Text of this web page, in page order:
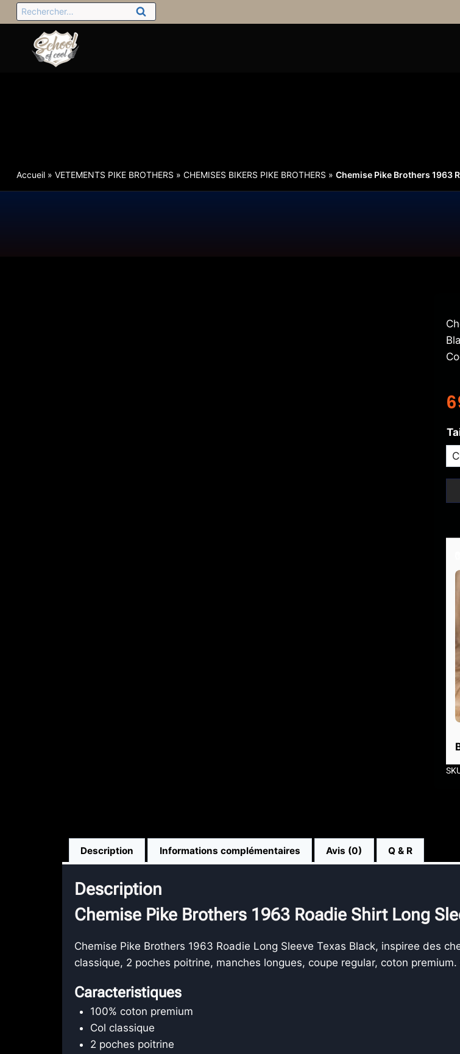
Accueil » VETEMENTS PIKE BROTHERS » CHEMISES BIKERS PIKE BROTHERS » Chemise Pike Brothers 1963
Description Informations complémentaires Avis (0) Q & R
Description
Chemise Pike Brothers 1963 Roadie Shirt Long
Chemise Pike Brothers 1963 Roadie Long Sleeve Texas Black, inspiree des
classique, 2 poches poitrine, manches longues, coupe regular, coton premium.
Caracteristiques
100% coton premium
Col classique
2 poches poitrine